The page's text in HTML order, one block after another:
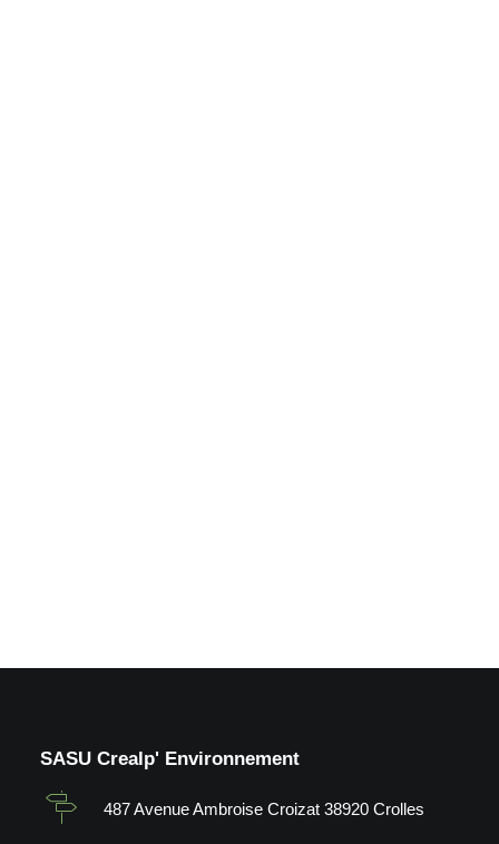
SASU Crealp' Environnement
487 Avenue Ambroise Croizat 38920 Crolles